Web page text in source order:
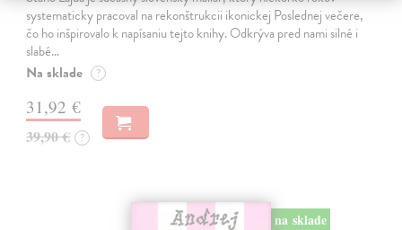
systematicky pracoval na rekonštrukcii ikonickej Poslednej večere,
čo ho inšpirovalo k napísaniu tejto knihy. Odkrýva pred nami silné i
slabé…
Na sklade ?
31,92 €
39,90 € ?
na sklade